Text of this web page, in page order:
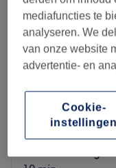
S.R.P. Beauty &
4,9
Wondelgem, Gent
Daluren
Laserontharing -
10 min - 20 min
mediafuncties te
analyseren. We
van onze website
advertentie- en
Cookie-
instellingen